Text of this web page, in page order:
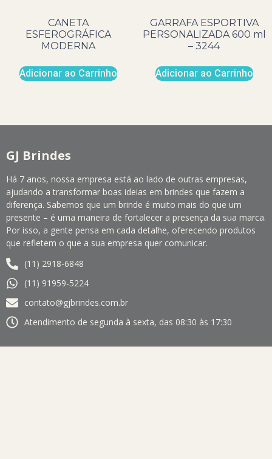
CANETA
ESFEROGRÁFICA
MODERNA
Adicionar ao Carrinho
GARRAFA ESPORTIVA
PERSONALIZADA 600 ml
– 3244
Adicionar ao Carrinho
GJ Brindes
Há 7 anos, nossa empresa está ao lado de outras empresas,
ajudando a transformar boas ideias em brindes que fazem a
diferença. Sabemos que um brinde é muito mais do que um
presente – é uma maneira de fortalecer a presença da sua marca.
Por isso, a gente pensa em cada detalhe, oferecendo produtos
que refletem o que a sua empresa quer comunicar.
(11) 2918-6848
(11) 91959-5224
contato@gjbrindes.com.br
Atendimento de segunda à sexta, das 08:30 às 17:30